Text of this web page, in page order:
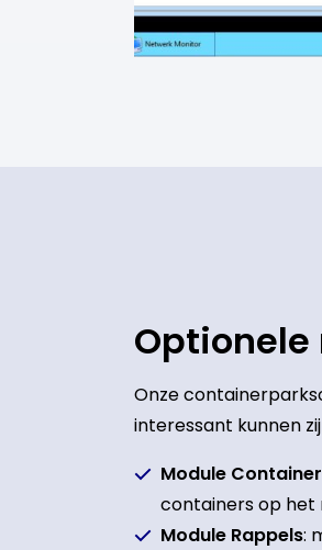
Onze
interessant kunnen
Module
containers op het
Module Rappels: